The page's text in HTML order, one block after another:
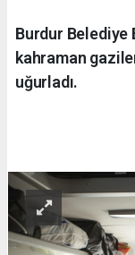
Burdur Belediye
kahraman
uğurladı.